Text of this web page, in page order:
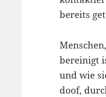
bereits
bereinigt
und wie
doof,